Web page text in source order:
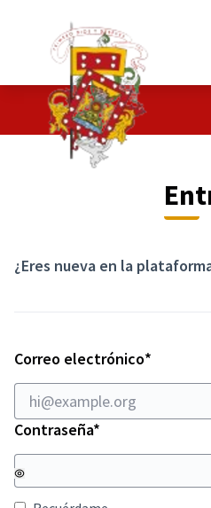
¿Eres nueva en la
Correo electrónico*
Contraseña*